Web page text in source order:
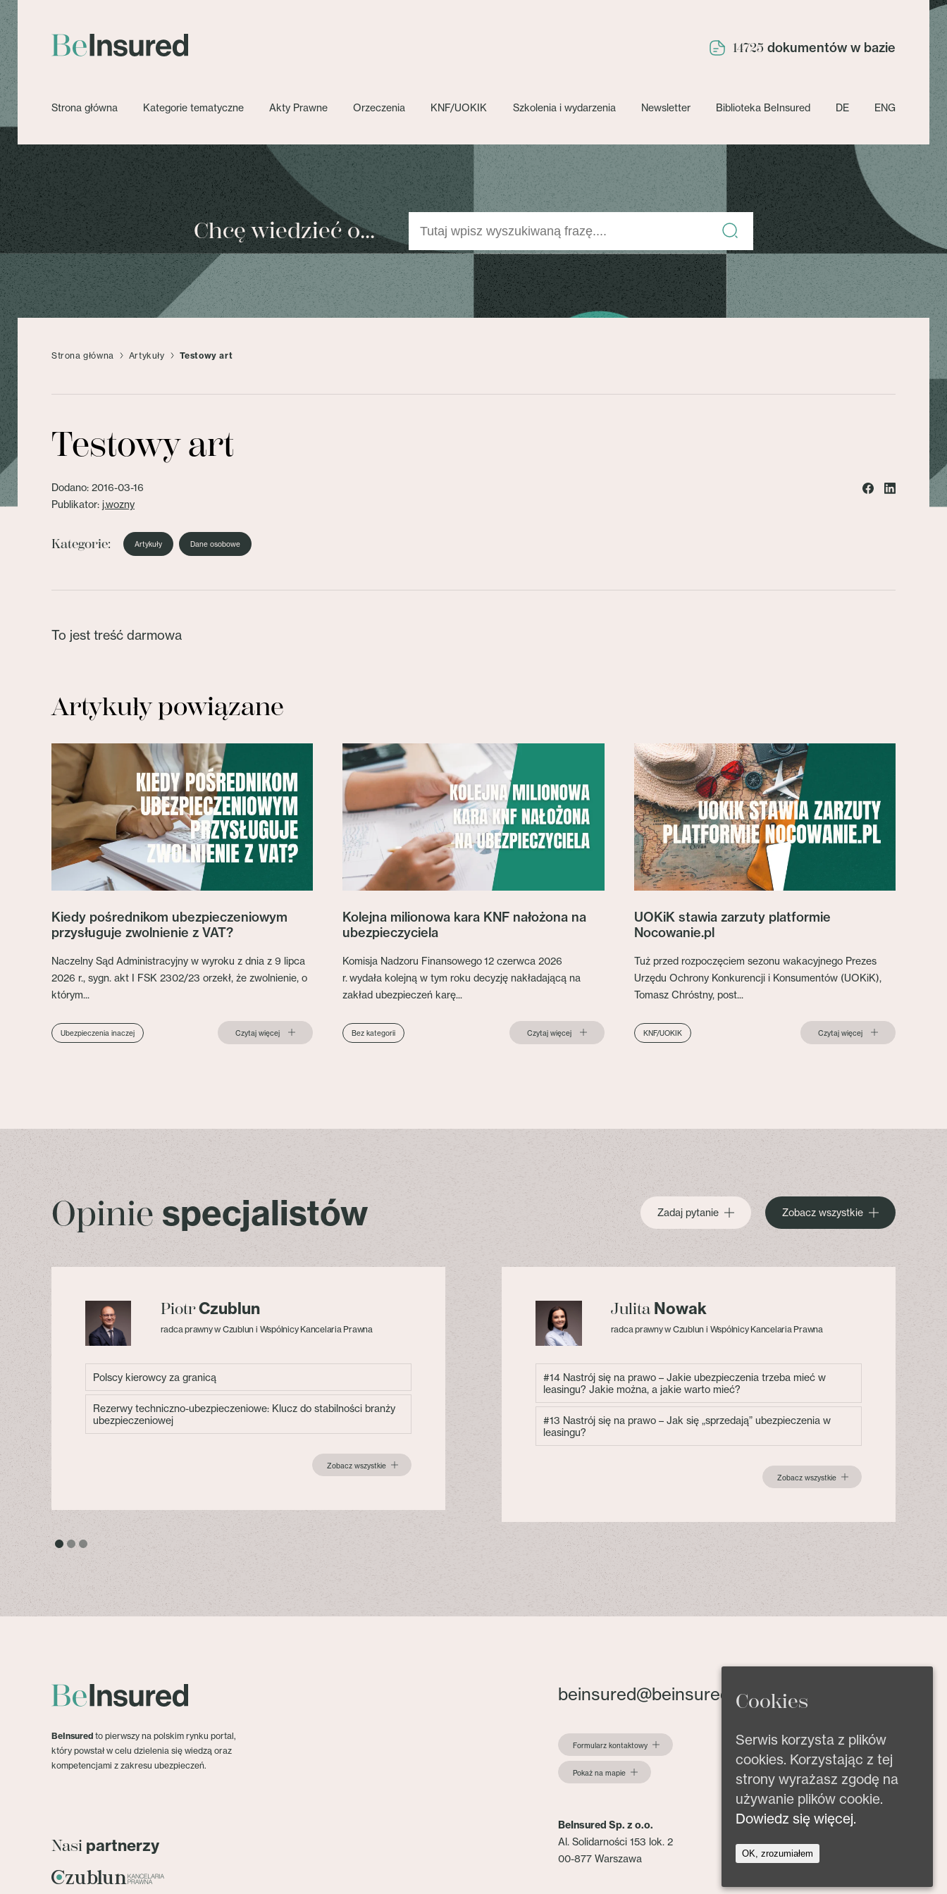
14725 dokumentów w bazie
Strona główna Kategorie tematyczne Akty Prawne Orzeczenia KNF/UOKIK Szkolenia i wydarzenia Newsletter Biblioteka BeInsured DE ENG
Chcę wiedzieć o...
Strona główna Artykuły Testowy art
Testowy art
Dodano: 2016-03-16
Publikator: j.wozny
Kategorie: Artykuły Dane osobowe
To jest treść darmowa
Artykuły powiązane
Kiedy pośrednikom ubezpieczeniowym
przysługuje zwolnienie z VAT?
Naczelny Sąd Administracyjny w wyroku z dnia z 9 lipca
2026 r., sygn. akt I FSK 2302/23 orzekł, że zwolnienie, o
którym...
Ubezpieczenia inaczej Czytaj więcej
Kolejna milionowa kara KNF nałożona na
ubezpieczyciela
Komisja Nadzoru Finansowego 12 czerwca 2026
r. wydała kolejną w tym roku decyzję nakładającą na
zakład ubezpieczeń karę...
Bez kategorii Czytaj więcej
UOKiK stawia zarzuty platformie
Nocowanie.pl
Tuż przed rozpoczęciem sezonu wakacyjnego Prezes
Urzędu Ochrony Konkurencji i Konsumentów (UOKiK),
Tomasz Chróstny, post...
KNF/UOKIK Czytaj więcej
Opinie specjalistów Zadaj pytanie Zobacz wszystkie
PiotrCzublun
radca prawny w Czublun i Wspólnicy Kancelaria Prawna
Polscy kierowcy za granicą
Rezerwy techniczno-ubezpieczeniowe: Klucz do stabilności branży
ubezpieczeniowej
Zobacz wszystkie
Julita Nowak
radca prawny w Czublun i Wspólnicy Kancelaria Prawna
#14 Nastrój się na prawo – Jakie ubezpieczenia trzeba mieć w
leasingu? Jakie można, a jakie warto mieć?
#13 Nastrój się na prawo – Jak się „sprzedają” ubezpieczenia w
leasingu?
Zobacz wszystkie
BeInsured to pierwszy na polskim rynku portal,
który powstał w celu dzielenia się wiedzą oraz
kompetencjami z zakresu ubezpieczeń.
Nasi partnerzy
beinsured@beinsured.pl
Formularz kontaktowy
Pokaż na mapie
BeInsured Sp. z o.o.
Al. Solidarności 153 lok. 2
00-877 Warszawa
Cookies
Serwis korzysta z plików
cookies. Korzystając z tej
strony wyrażasz zgodę na
używanie plików cookie.
Dowiedz się więcej.
OK, zrozumiałem